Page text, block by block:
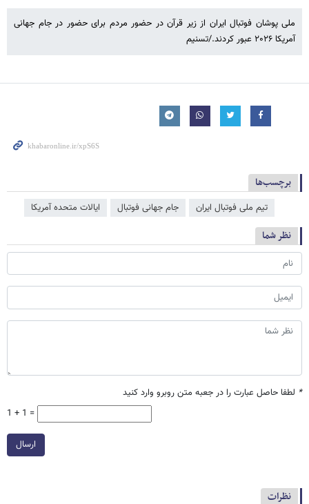
ملی پوشان فوتبال ایران از زیر قرآن در حضور مردم برای حضور در جام جهانی
آمریکا ۲۰۲۶ عبور کردند./تسنیم
برچسب‌ها
تیم ملی فوتبال ایران جام جهانی فوتبال ایالات متحده آمریکا
نظر شما
* لطفا حاصل عبارت را در جعبه متن روبرو وارد کنید
1 + 1 =
ارسال
نظرات